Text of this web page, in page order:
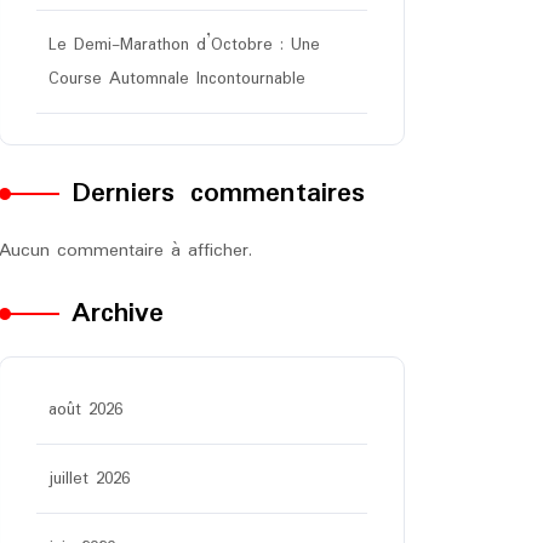
Le Demi-Marathon d’Octobre : Une
Course Automnale Incontournable
Derniers commentaires
Aucun commentaire à afficher.
Archive
août 2026
juillet 2026